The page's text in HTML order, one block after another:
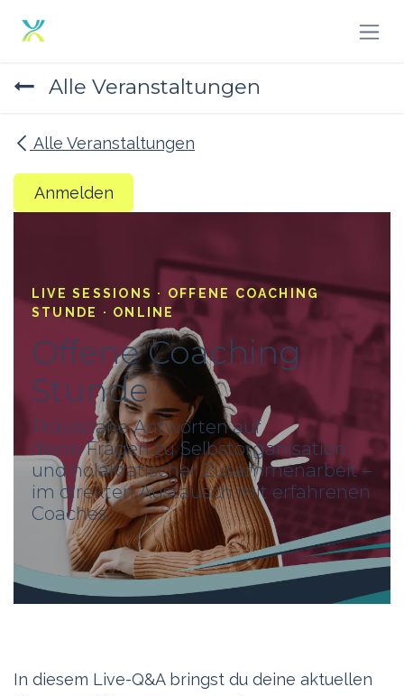
Alle Veranstaltungen
Alle Veranstaltungen
Anmelden
LIVE SESSIONS · OFFENE COACHING
STUNDE · ONLINE
Offene Coaching
Stunde
Praxisnahe Antworten auf
deine Fragen zu Selbstorganisation
und holakratischer Zusammenarbeit –
im direkten Austausch mit erfahrenen
Coaches
In diesem Live-Q&A bringst du deine aktuellen